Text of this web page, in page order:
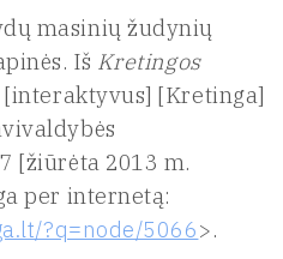
masinių žudynių
Iš Kretingos
[interaktyvus] [Kretinga]
[žiūrėta 2013 m.
per internetą:
?q=node/5066>.